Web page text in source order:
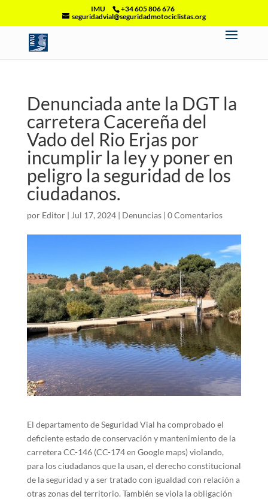
IMU
+34 605 806 676
seguridadvial@seguridadmotociclistas.org
Denunciada ante la DGT la
carretera Cacereña del
Vado del Rio Erjas por
incumplir la ley y poner en
peligro la seguridad de los
ciudadanos.
por Editor| Jul 17, 2024| Denuncias| 0 Comentarios
El departamento de Seguridad Vial ha comprobado el
deficiente estado de conservación y mantenimiento de la
carretera CC-146 (CC-174 en Google maps) violando,
para los ciudadanos que la usan, el derecho constitucional
de la seguridad y a ser tratado con igualdad con relación a
otras zonas del territorio. También se viola la obligación